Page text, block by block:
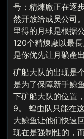
号；精煉廠正在逐
然开放给成员公司
里得的月球是根据
120个精煉廠以最
是你优先让月礦產
矿船大队的出现是
是为了保障新手鲸
下矿船大队的位置
9。 蝗虫队只能在
大鲸鱼让他们快速
现在是强制性的，